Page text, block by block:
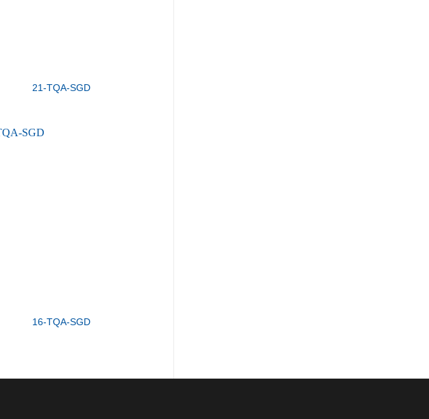
21-TQA-SGD
16-TQA-SGD